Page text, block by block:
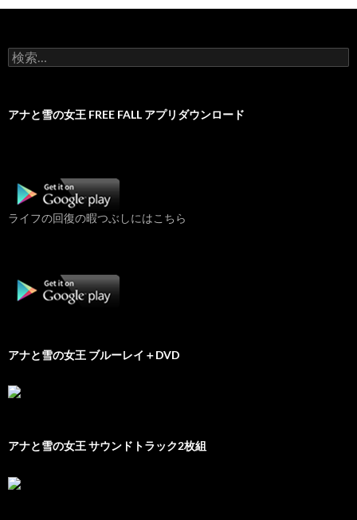
検
索:
アナと雪の女王 FREE FALL アプリダウンロード
ライフの回復の暇つぶしにはこちら
アナと雪の女王 ブルーレイ＋DVD
アナと雪の女王 サウンドトラック2枚組